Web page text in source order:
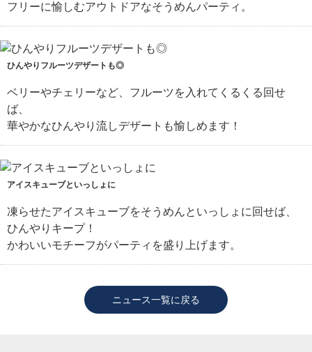
フリーに愉しむアウトドアなそうめんパーティ。
ひんやりフルーツデザートも◎
ベリーやチェリーなど、フルーツを入れてくるくる回せ
ば、
華やかなひんやり流しデザートも愉しめます！
アイスキューブといっしょに
凍らせたアイスキューブをそうめんといっしょに回せば、
ひんやりキープ！
かわいいモチーフがパーティを盛り上げます。
ニュース一覧に戻る